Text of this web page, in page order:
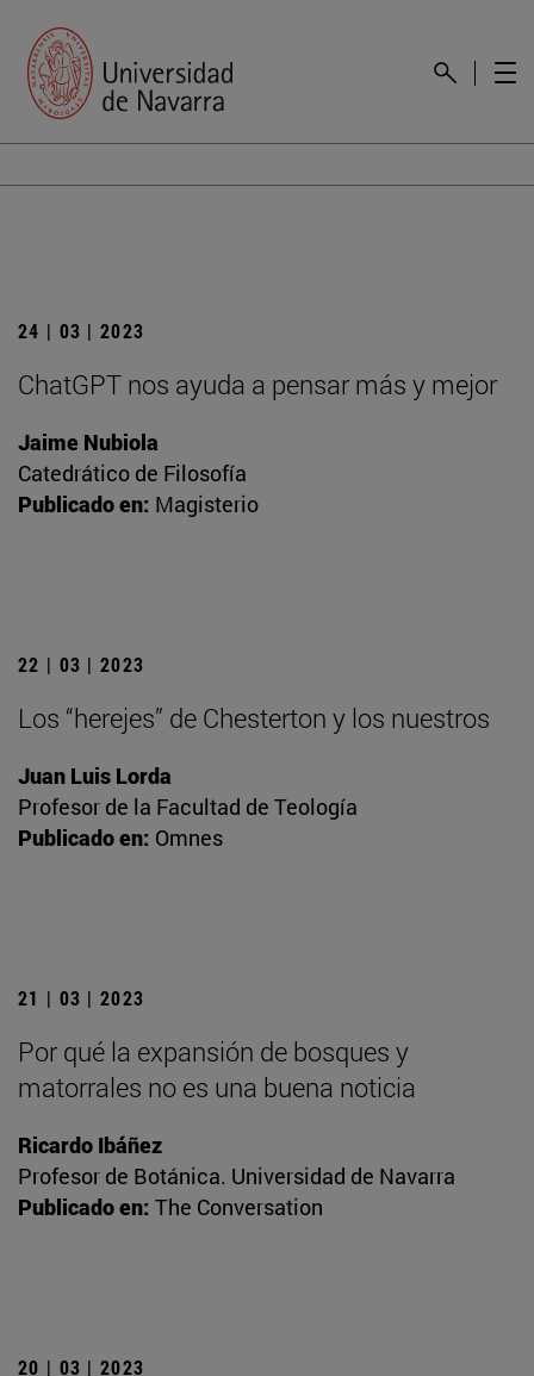
24 | 03 | 2023
ChatGPT nos ayuda a pensar más y mejor
Jaime Nubiola
Catedrático de Filosofía
Publicado en: Magisterio
22 | 03 | 2023
Los “herejes” de Chesterton y los nuestros
Juan Luis Lorda
Profesor de la Facultad de Teología
Publicado en: Omnes
21 | 03 | 2023
Por qué la expansión de bosques y
matorrales no es una buena noticia
Ricardo Ibáñez
Profesor de Botánica. Universidad de Navarra
Publicado en: The Conversation
20 | 03 | 2023